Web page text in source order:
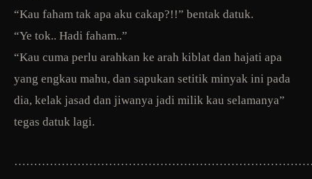
“Kau faham tak apa aku cakap?!!” bentak datuk.
“Ye tok.. Hadi faham..”
“Kau cuma perlu arahkan ke arah kiblat dan hajati apa
yang engkau mahu, dan sapukan setitik minyak ini pada
dia, kelak jasad dan jiwanya jadi milik kau selamanya”
tegas datuk lagi.